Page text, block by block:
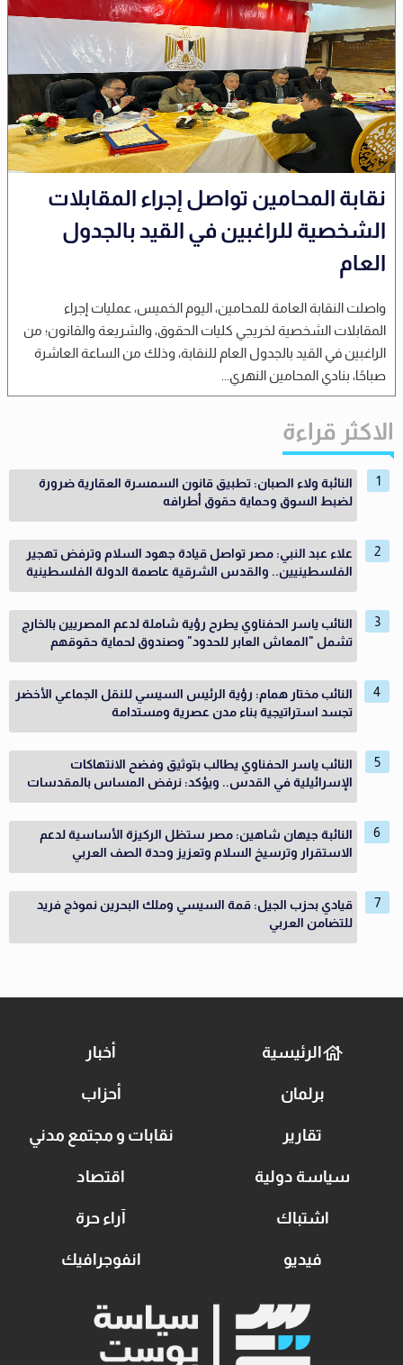
نقابة المحامين تواصل إجراء المقابلات
الشخصية للراغبين في القيد بالجدول
العام
واصلت النقابة العامة للمحامين، اليوم الخميس، عمليات إجراء
المقابلات الشخصية لخريجي كليات الحقوق، والشريعة والقانون؛ من
الراغبين في القيد بالجدول العام للنقابة، وذلك من الساعة العاشرة
صباحًا، بنادي المحامين النهري...
الاكثر قراءة
النائبة ولاء الصبان: تطبيق قانون السمسرة العقارية ضرورة
لضبط السوق وحماية حقوق أطرافه
علاء عبد النبي: مصر تواصل قيادة جهود السلام وترفض تهجير
الفلسطينيين.. والقدس الشرقية عاصمة الدولة الفلسطينية
النائب ياسر الحفناوي يطرح رؤية شاملة لدعم المصريين بالخارج
تشمل "المعاش العابر للحدود" وصندوق لحماية حقوقهم
النائب مختار همام: رؤية الرئيس السيسي للنقل الجماعي الأخضر
تجسد استراتيجية بناء مدن عصرية ومستدامة
النائب ياسر الحفناوي يطالب بتوثيق وفضح الانتهاكات
الإسرائيلية في القدس.. ويؤكد: نرفض المساس بالمقدسات
النائبة جيهان شاهين: مصر ستظل الركيزة الأساسية لدعم
الاستقرار وترسيخ السلام وتعزيز وحدة الصف العربي
قيادي بحزب الجيل: قمة السيسي وملك البحرين نموذج فريد
للتضامن العربي
الرئيسية أخبار
برلمان أحزاب
تقارير نقابات و مجتمع مدني
سياسة دولية اقتصاد
اشتباك آراء حرة
فيديو انفوجرافيك